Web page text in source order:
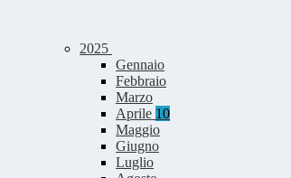
2025
Gennaio
Febbraio
Marzo
Aprile 10
Maggio
Giugno
Luglio